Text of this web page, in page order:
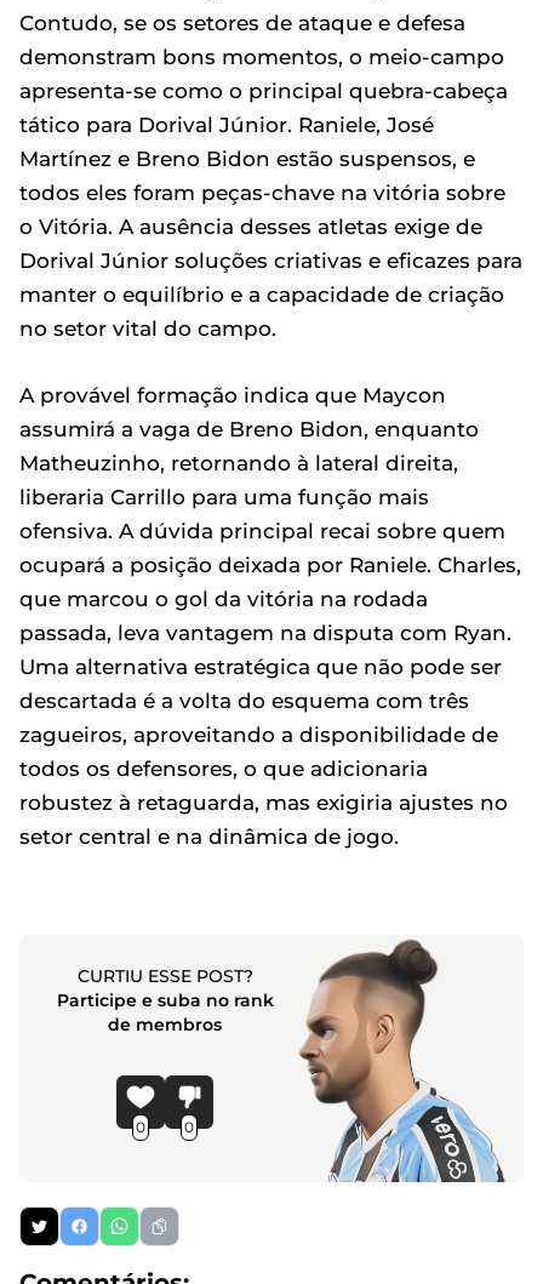
Contudo, se os setores de ataque e defesa
demonstram bons momentos, o meio-campo
apresenta-se como o principal quebra-cabeça
tático para Dorival Júnior. Raniele, José
Martínez e Breno Bidon estão suspensos, e
todos eles foram peças-chave na vitória sobre
o Vitória. A ausência desses atletas exige de
Dorival Júnior soluções criativas e eficazes para
manter o equilíbrio e a capacidade de criação
no setor vital do campo.
A provável formação indica que Maycon
assumirá a vaga de Breno Bidon, enquanto
Matheuzinho, retornando à lateral direita,
liberaria Carrillo para uma função mais
ofensiva. A dúvida principal recai sobre quem
ocupará a posição deixada por Raniele. Charles,
que marcou o gol da vitória na rodada
passada, leva vantagem na disputa com Ryan.
Uma alternativa estratégica que não pode ser
descartada é a volta do esquema com três
zagueiros, aproveitando a disponibilidade de
todos os defensores, o que adicionaria
robustez à retaguarda, mas exigiria ajustes no
setor central e na dinâmica de jogo.
CURTIU ESSE POST?
Participe e suba no rank
de membros
0 0